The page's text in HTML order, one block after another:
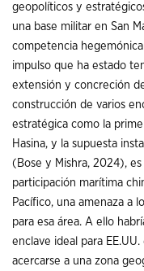
geopolíticos y
una base militar en San
competencia
impulso que ha estado
extensión y concreción
construcción de varios
estratégica como la
Hasina, y la supuesta
(Bose y Mishra, 2024),
participación marítima
Pacífico, una amenaza a
para esa área. A ello
enclave ideal para
acercarse a una zona